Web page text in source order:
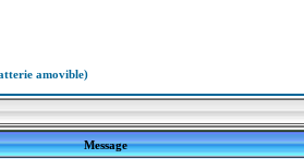
amovible)
Message